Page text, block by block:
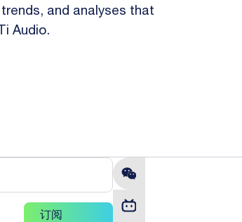
and analyses that
Audio.
订阅